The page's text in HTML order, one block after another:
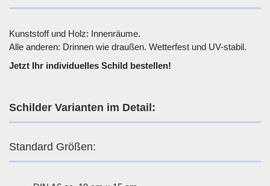
Kunststoff und Holz: Innenräume.
Alle anderen: Drinnen wie draußen. Wetterfest und UV-stabil.
Jetzt Ihr individuelles Schild bestellen!
Schilder Varianten im Detail:
Standard Größen: